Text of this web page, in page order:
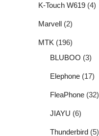
K-Touch W619 (4)
Marvell (2)
MTK (196)
BLUBOO (3)
Elephone (17)
FleaPhone (32)
JIAYU (6)
Thunderbird (5)